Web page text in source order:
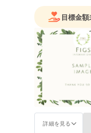
目標金
詳細を見る